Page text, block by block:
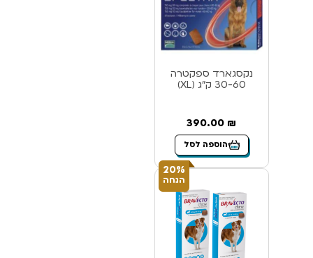
נקסגארד ספקטרה
30-60 ק”ג (XL)
390.00 ₪
הוספה לסל
20%
הנחה